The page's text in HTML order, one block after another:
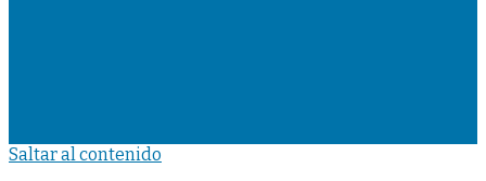
Saltar al contenido